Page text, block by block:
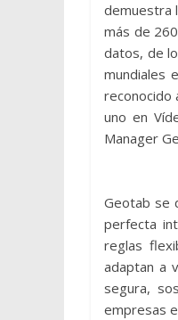
demuestra
más de
datos, de
mundiales
reconocido
uno en
Manager
Geotab se
perfecta
reglas
adaptan a
segura,
empresas